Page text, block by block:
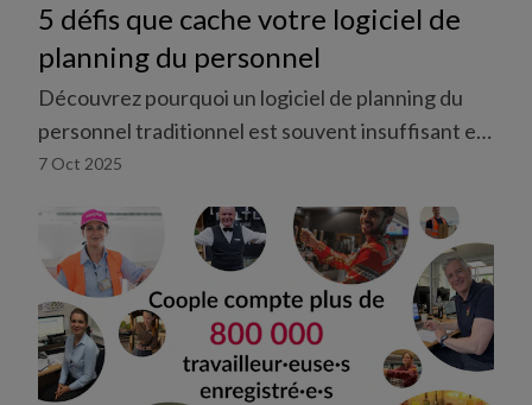
5 défis que cache votre logiciel de
planning du personnel
Découvrez pourquoi un logiciel de planning du
personnel traditionnel est souvent insuffisant et
génère des coûts cachés.
7 Oct 2025